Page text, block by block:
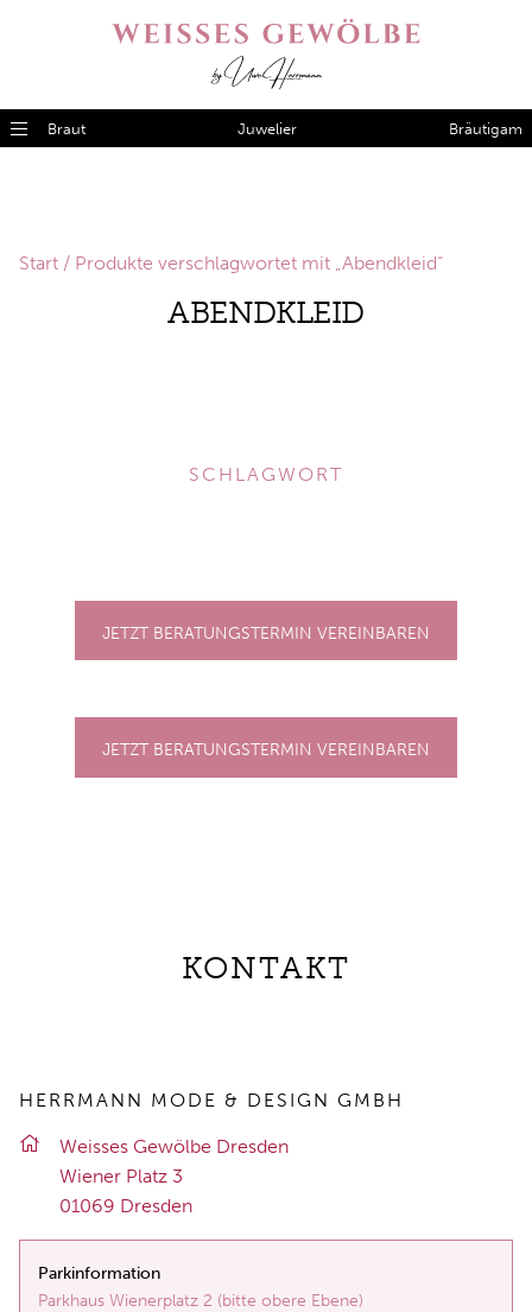
Braut Juwelier Bräutigam
Start / Produkte verschlagwortet mit „Abendkleid“
ABENDKLEID
SCHLAGWORT
JETZT BERATUNGSTERMIN VEREINBAREN
JETZT BERATUNGSTERMIN VEREINBAREN
KONTAKT
HERRMANN MODE & DESIGN GMBH
Weis­ses Ge­wöl­be Dres­den
Wie­ner Platz 3
01069 Dres­den
Parkinformation
Parkhaus Wienerplatz 2 (bitte obere Ebene)